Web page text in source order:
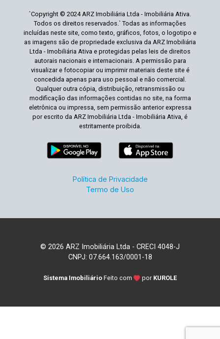
`Copyright © 2024 ARZ Imobiliária Ltda - Imobiliária Ativa.
Todos os direitos reservados.` Todas as informações
incluídas neste site, como texto, gráficos, fotos, o logotipo e
as imagens são de propriedade exclusiva da ARZ Imobiliária
Ltda - Imobiliária Ativa e protegidas pelas leis de direitos
autorais nacionais e internacionais. A permissão para
visualizar e fotocopiar ou imprimir materiais deste site é
concedida apenas para uso pessoal e não comercial.
Qualquer outra cópia, distribuição, retransmissão ou
modificação das informações contidas no site, na forma
eletrônica ou impressa, sem permissão anterior expressa
por escrito da ARZ Imobiliária Ltda - Imobiliária Ativa, é
estritamente proibida.
Política de Privacidade
Termo de Uso
© 2026 ARZ Imobiliária Ltda - CRECI 4048-J
CNPJ: 07.664.163/0001-18
Sistema Imobiliário Feito com por KUROLE